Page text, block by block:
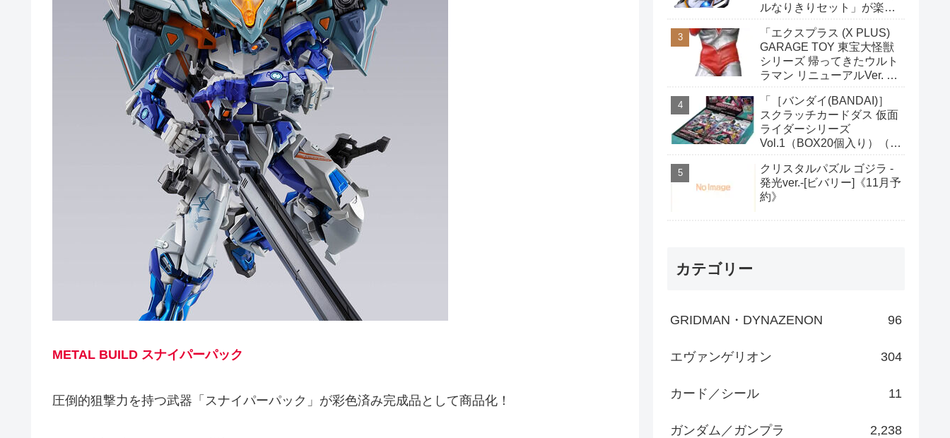
METAL BUILD スナイパーパック
圧倒的狙撃力を持つ武器「スナイパーパック」が彩色済み完成品として商品化！
ルなりきりセット」が楽天
「エクスプラス (X PLUS)
GARAGE TOY 東宝大怪獣
シリーズ 帰ってきたウルト
ラマン リニューアルVer. 全
PVC製 塗装済み 完成品 フ
ィギュア」がAmazonで予
約開始
「［バンダイ(BANDAI)］
スクラッチカードダス 仮面
ライダーシリーズ
Vol.1（BOX20個入り）（初
枚付き）」がAmazonで予
約開始
クリスタルパズル ゴジラ -
発光ver.-[ビバリー]《11月予
約》
カテゴリー
GRIDMAN・DYNAZENON 96
エヴァンゲリオン 304
カード／シール 11
ガンダム／ガンプラ 2,238